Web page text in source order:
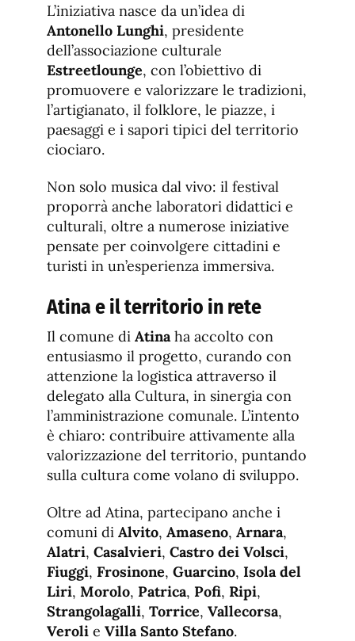
L’iniziativa nasce da un’idea di
Antonello Lunghi, presidente
dell’associazione culturale
Estreetlounge, con l’obiettivo di
promuovere e valorizzare le tradizioni,
l’artigianato, il folklore, le piazze, i
paesaggi e i sapori tipici del territorio
ciociaro.
Non solo musica dal vivo: il festival
proporrà anche laboratori didattici e
culturali, oltre a numerose iniziative
pensate per coinvolgere cittadini e
turisti in un’esperienza immersiva.
Atina e il territorio in rete
Il comune di Atina ha accolto con
entusiasmo il progetto, curando con
attenzione la logistica attraverso il
delegato alla Cultura, in sinergia con
l’amministrazione comunale. L’intento
è chiaro: contribuire attivamente alla
valorizzazione del territorio, puntando
sulla cultura come volano di sviluppo.
Oltre ad Atina, partecipano anche i
comuni di Alvito, Amaseno, Arnara,
Alatri, Casalvieri, Castro dei Volsci,
Fiuggi, Frosinone, Guarcino, Isola del
Liri, Morolo, Patrica, Pofi, Ripi,
Strangolagalli, Torrice, Vallecorsa,
Veroli e Villa Santo Stefano.